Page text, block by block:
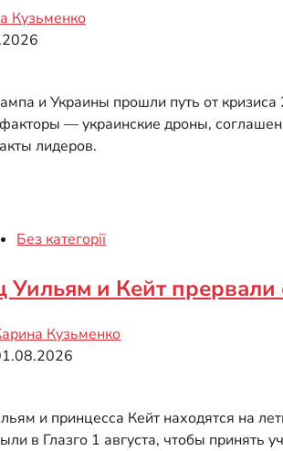
Кузьменко
и Украины прошли путь от
— украинские дроны,
лидеров.
Без категорії
и Кейт прервали
Кузьменко
и принцесса Кейт находятся на
в Глазго 1 августа, чтобы принять